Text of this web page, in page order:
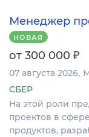
Менеджер
НОВАЯ
от 300 000 ₽
07 августа 2026
СБЕР
На этой роли
проектов в
продуктов,